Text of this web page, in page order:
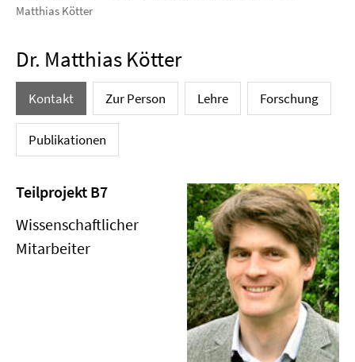
Matthias Kötter
Dr. Matthias Kötter
Kontakt Zur Person Lehre Forschung
Publikationen
Teilprojekt B7
Wissenschaftlicher
Mitarbeiter